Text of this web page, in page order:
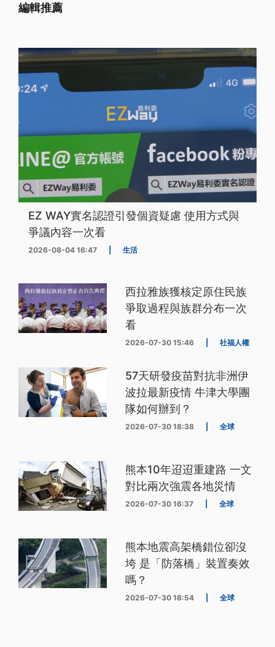
編輯推薦
EZ WAY實名認證引發個資疑慮 使用方式與
爭議內容一次看
2026-08-04 16:47 生活
西拉雅族獲核定原住民族
爭取過程與族群分布一次
看
2026-07-30 15:46 社福人權
57天研發疫苗對抗非洲伊
波拉最新疫情 牛津大學團
隊如何辦到？
2026-07-30 18:38 全球
熊本10年迢迢重建路 一文
對比兩次強震各地災情
2026-07-30 16:37 全球
熊本地震高架橋錯位卻沒
垮 是「防落橋」裝置奏效
嗎？
2026-07-30 18:54 全球